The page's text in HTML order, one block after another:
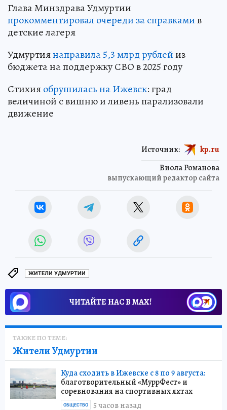
Глава Минздрава Удмуртии
прокомментировал очереди за справкамив
детские лагеря
Удмуртиянаправила 5,3 млрд рублейиз
бюджета на поддержку СВО в 2025 году
Стихияобрушилась на Ижевск: град
величиной с вишню и ливень парализовали
движение
Виола Романова
выпускающий редактор сайта
Источник: kp.ru
ЖИТЕЛИ УДМУРТИИ
ЧИТАЙТЕ НАС В МАХ!
ТАКЖЕ ПО ТЕМЕ:
Жители Удмуртии
Куда сходить в Ижевске с 8 по 9 августа:
благотворительный «МуррФест» и
соревнования на спортивных яхтах
5 часов назад
ОБЩЕСТВО